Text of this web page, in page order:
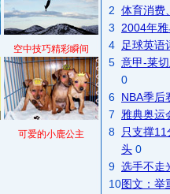
空中技巧精彩瞬间
可爱的小鹿公主
2 体育消费
3
2004年
4
足球英语
5 意甲-莱
0
6 NBA季后
7
雅典奥运
8
只支撑
头 0
9 选手不走
10图文：举